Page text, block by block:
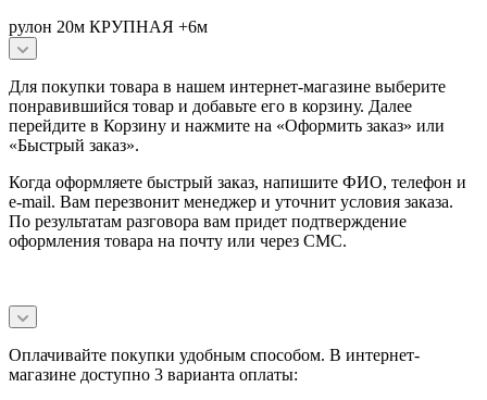
рулон 20м КРУПНАЯ +6м
Для покупки товара в нашем интернет-магазине выберите
понравившийся товар и добавьте его в корзину. Далее
перейдите в Корзину и нажмите на «Оформить заказ» или
«Быстрый заказ».
Когда оформляете быстрый заказ, напишите ФИО, телефон и
e-mail. Вам перезвонит менеджер и уточнит условия заказа.
По результатам разговора вам придет подтверждение
оформления товара на почту или через СМС.
Оплачивайте покупки удобным способом. В интернет-
магазине доступно 3 варианта оплаты: